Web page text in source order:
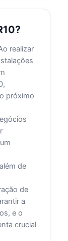
realizar
próximo
de
de
a
e o
crucial